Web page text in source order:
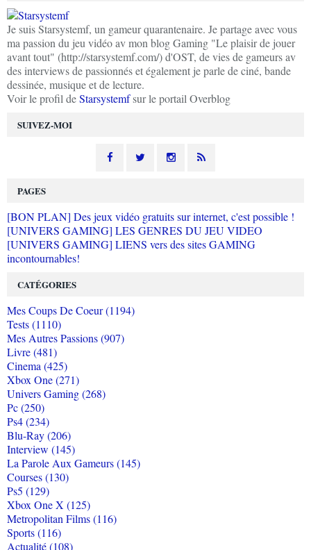
SUIVEZ-MOI
Je suis Starsystemf, un gameur quarantenaire. Je partage avec vous
ma passion du jeu vidéo av mon blog Gaming "Le plaisir de jouer
avant tout" (http://starsystemf.com/) d'OST, de vies de gameurs av
des interviews de passionnés et également je parle de ciné, bande
dessinée, musique et de lecture.
Voir le profil deStarsystemfsur le portail Overblog
PAGES
[BON PLAN] Des jeux vidéo gratuits sur internet, c'est possible !
[UNIVERS GAMING] LES GENRES DU JEU VIDEO
[UNIVERS GAMING] LIENS vers des sites GAMING
incontournables!
CATÉGORIES
Mes Coups De Coeur (1194)
Tests (1110)
Mes Autres Passions (907)
Livre (481)
Cinema (425)
Xbox One (271)
Univers Gaming (268)
Pc (250)
Ps4 (234)
Blu-Ray (206)
Interview (145)
La Parole Aux Gameurs (145)
Courses (130)
Ps5 (129)
Xbox One X (125)
Metropolitan Films (116)
Sports (116)
Actualité (108)